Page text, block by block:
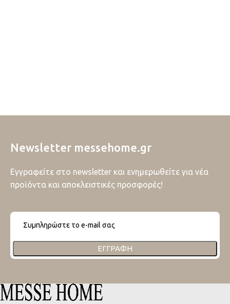
Newsletter messehome.gr
Εγγραφείτε στο newsletter και ενημερωθείτε για νέα
προϊόντα και αποκλειστικές προσφορές!
ΕΓΓΡΑΦΉ